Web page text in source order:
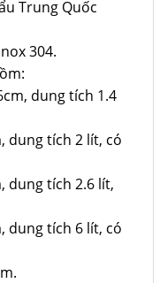
Trung Quốc
304.
dung tích 1.4
dung tích 2 lít, có
dung tích 2.6 lít,
dung tích 6 lít, có